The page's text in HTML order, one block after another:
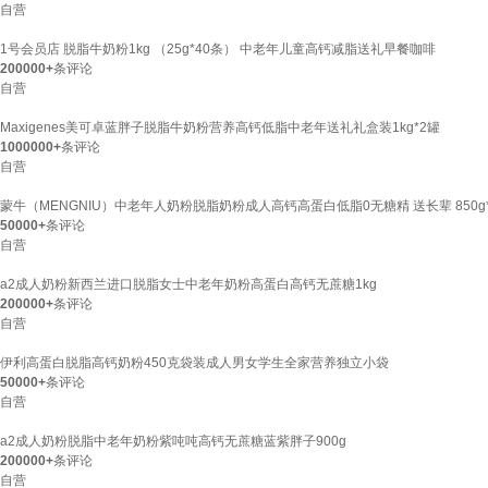
自营
1号会员店 脱脂牛奶粉1kg （25g*40条） 中老年儿童高钙减脂送礼早餐咖啡
200000+条评论
自营
Maxigenes美可卓蓝胖子脱脂牛奶粉营养高钙低脂中老年送礼礼盒装1kg*2罐
1000000+条评论
自营
蒙牛（MENGNIU）中老年人奶粉脱脂奶粉成人高钙高蛋白低脂0无糖精 送长辈
50000+条评论
自营
a2成人奶粉新西兰进口脱脂女士中老年奶粉高蛋白高钙无蔗糖1kg
200000+条评论
自营
伊利高蛋白脱脂高钙奶粉450克袋装成人男女学生全家营养独立小袋
50000+条评论
自营
a2成人奶粉脱脂中老年奶粉紫吨吨高钙无蔗糖蓝紫胖子900g
200000+条评论
自营